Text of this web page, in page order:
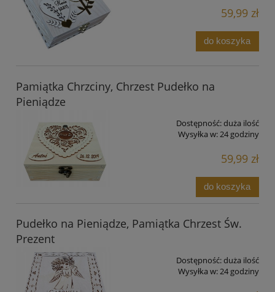
59,99 zł
do koszyka
Pamiątka Chrzciny, Chrzest Pudełko na
Pieniądze
Dostępność:duża ilość
Wysyłka w:24 godziny
59,99 zł
do koszyka
Pudełko na Pieniądze, Pamiątka Chrzest Św.
Prezent
Dostępność:duża ilość
Wysyłka w:24 godziny